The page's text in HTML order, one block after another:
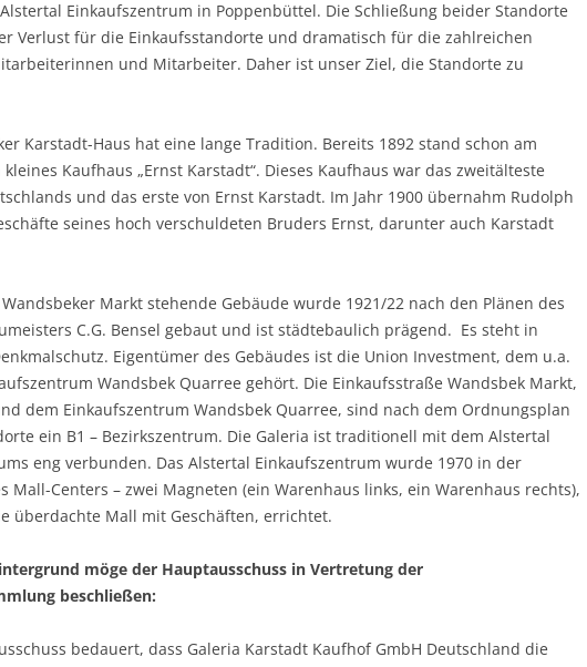
Einkaufszentrum in Poppenbüttel. Die Schließung beider Standorte
Verlust für die Einkaufsstandorte und dramatisch für die zahlreichen
und Mitarbeiter. Daher ist unser Ziel, die Standorte zu
Karstadt-Haus hat eine lange Tradition. Bereits 1892 stand schon am
Kaufhaus „Ernst Karstadt“. Dieses Kaufhaus war das zweitälteste
und das erste von Ernst Karstadt. Im Jahr 1900 übernahm Rudolph
seines hoch verschuldeten Bruders Ernst, darunter auch Karstadt
Markt stehende Gebäude wurde 1921/22 nach den Plänen des
C.G. Bensel gebaut und ist städtebaulich prägend. Es steht in
Eigentümer des Gebäudes ist die Union Investment, dem u.a.
Wandsbek Quarree gehört. Die Einkaufsstraße Wandsbek Markt,
dem Einkaufszentrum Wandsbek Quarree, sind nach dem Ordnungsplan
ein B1 – Bezirkszentrum. Die Galeria ist traditionell mit dem Alstertal
eng verbunden. Das Alstertal Einkaufszentrum wurde 1970 in der
Mall-Centers – zwei Magneten (ein Warenhaus links, ein Warenhaus rechts),
überdachte Mall mit Geschäften, errichtet.
möge der Hauptausschuss in Vertretung der
beschließen:
bedauert, dass Galeria Karstadt Kaufhof GmbH Deutschland die